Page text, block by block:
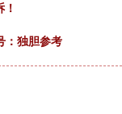
：独胆参考